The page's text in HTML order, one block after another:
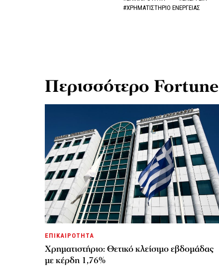
#ΧΡΗΜΑΤΙΣΤΗΡΙΟ ΕΝΕΡΓΕΙΑΣ
Περισσότερο Fortune
ΕΠΙΚΑΙΡΟΤΗΤΑ
Χρηματιστήριο: Θετικό κλείσιμο εβδομάδας
με κέρδη 1,76%